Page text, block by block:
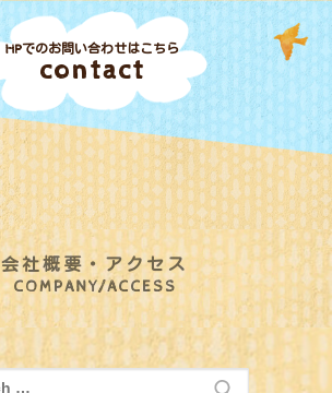
HPでのお問い合わせはこちら
contact
会社概要・アクセス
COMPANY/ACCESS